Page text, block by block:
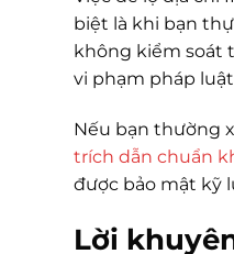
biệt là khi bạn
không kiểm soát
vi phạm pháp
Nếu bạn thường
trích dẫn chuẩn
được bảo mật kỹ
Lời